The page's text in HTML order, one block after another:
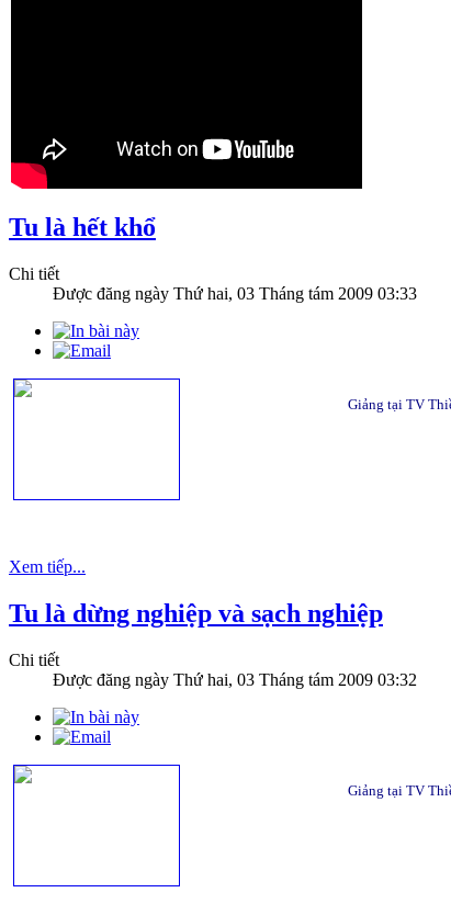
Tu là hết khổ
Chi tiết
Được đăng ngày Thứ hai, 03 Tháng tám 2009 03:33
Giảng tại TV
Xem tiếp...
Tu là dừng nghiệp và sạch nghiệp
Chi tiết
Được đăng ngày Thứ hai, 03 Tháng tám 2009 03:32
Giảng tại TV